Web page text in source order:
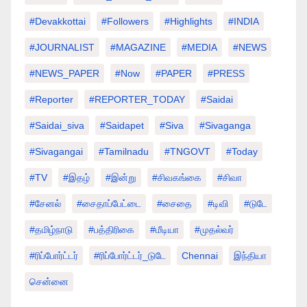
#devakkottai #followers #highlights #INDIA
#JOURNALIST #MAGAZINE #MEDIA #NEWS
#NEWS_PAPER #Now #PAPER #PRESS
#Reporter #REPORTER_TODAY #saidai
#saidai_siva #saidapet #Siva #Sivaganga
#sivagangai #tamilnadu #TNGOVT #today
#TV #இதழ் #இன்று #சிவகங்கை #சிவா
#சேனல் #சைதாப்பேட்டை #சைதை #டிவி #டுடே
#தமிழ்நாடு #பத்திரிகை #மீடியா #முதல்வர்
#ரிப்போர்ட்டர் #ரிப்போர்ட்டர்_டுடே Chennai இந்தியா
சென்னை